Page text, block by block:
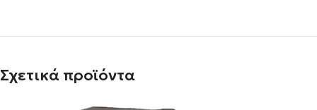
Σχετικά προϊόντα